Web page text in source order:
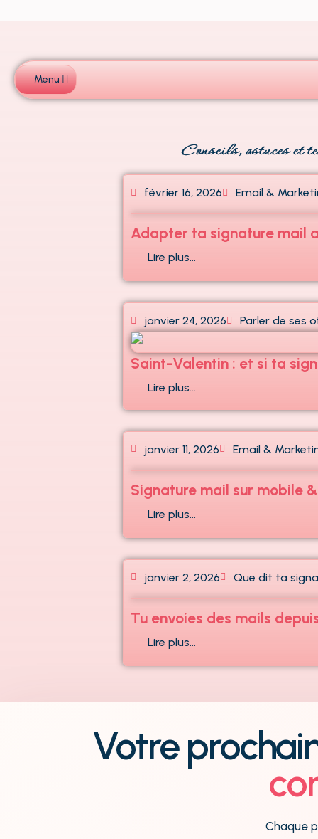
Menu
Conseils, astuces et
février 16, 2026 Email &
Adapter ta signature mail
Lire plus…
janvier 24, 2026 Parler de ses
Saint-Valentin : et si ta
Lire plus…
janvier 11, 2026 Email &
Signature mail sur mobile
Lire plus…
janvier 2, 2026 Que dit ta
Tu envoies des mails
Lire plus…
Votre
Chaque